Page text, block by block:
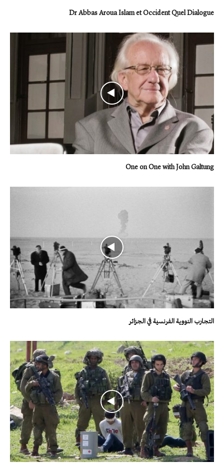
Dr Abbas Aroua Islam et Occident Quel Dialogue
One on One with John Galtung
التجارب النووية الفرنسية في الجزائر